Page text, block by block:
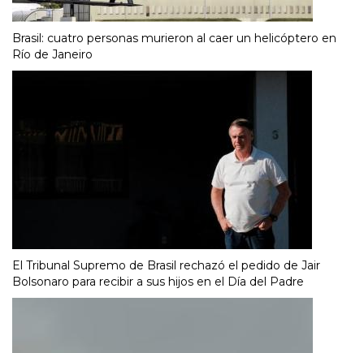
Brasil: cuatro personas murieron al caer un helicóptero en
Río de Janeiro
El Tribunal Supremo de Brasil rechazó el pedido de Jair
Bolsonaro para recibir a sus hijos en el Día del Padre